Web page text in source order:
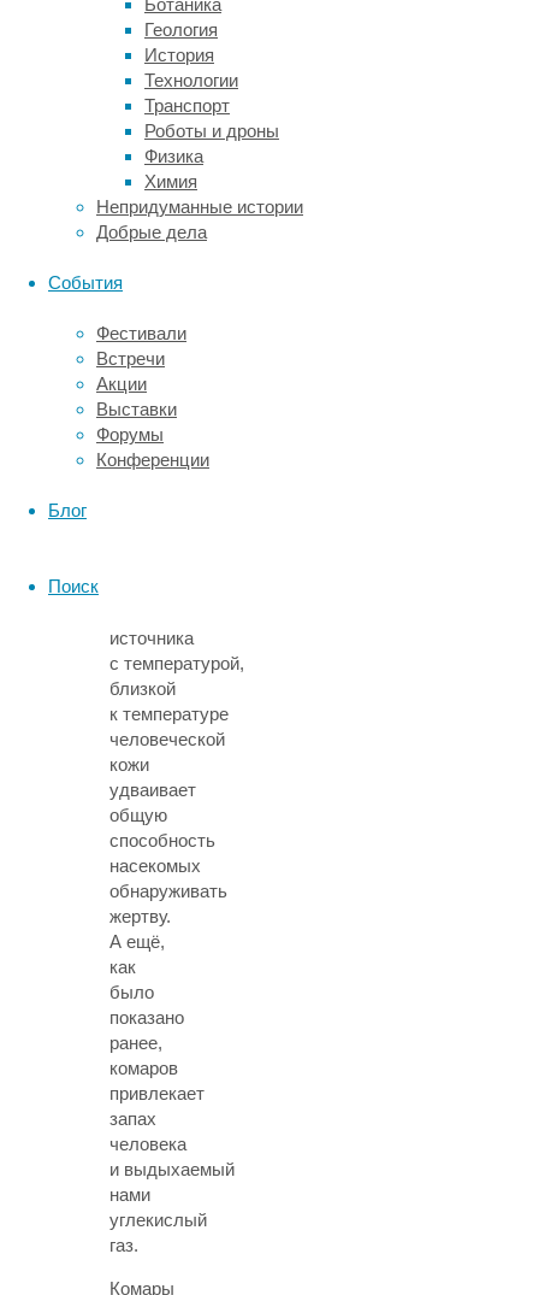
Ботаника
Геология
История
Технологии
Транспорт
Роботы и дроны
Физика
Химия
Непридуманные истории
Добрые дела
События
Фестивали
Встречи
Акции
Выставки
Форумы
Конференции
Блог
Поиск
от
расстояния.
Научный
коллектив
под
руководством
исследователей
из
Калифорнийского
в Санта-
(КУСБ)
обнаружил
ещё
один
инструмент в
арсенале
источника
с температурой,
близкой
к температуре
человеческой
кожи
удваивает
общую
способность
насекомых
обнаруживать
жертву.
А ещё,
как
было
показано
ранее,
комаров
привлекает
запах
человека
и выдыхаемый
нами
углекислый
газ.
Комары